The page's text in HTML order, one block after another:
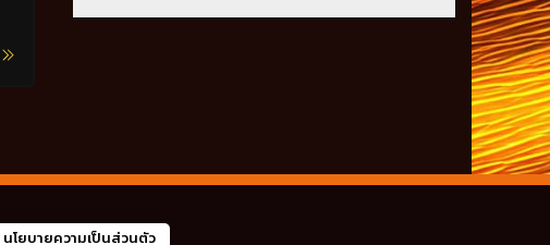
นโยบายความเป็นส่วนตัว